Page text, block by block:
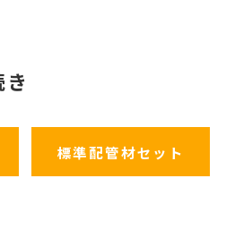
標準配管材セット